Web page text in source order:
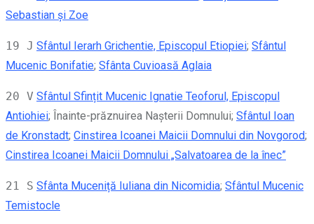
Sebastian şi Zoe
19 J Sfântul Ierarh Grichentie, Episcopul Etiopiei; Sfântul
Mucenic Bonifatie; Sfânta Cuvioasă Aglaia
20 V Sfântul Sfințit Mucenic Ignatie Teoforul, Episcopul
Antiohiei; Înainte-prăznuirea Naşterii Domnului; Sfântul Ioan
de Kronstadt; Cinstirea Icoanei Maicii Domnului din Novgorod;
Cinstirea Icoanei Maicii Domnului „Salvatoarea de la înec”
21 S Sfânta Muceniță Iuliana din Nicomidia; Sfântul Mucenic
Temistocle